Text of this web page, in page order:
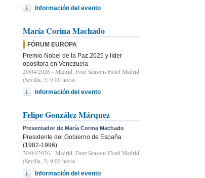
Información del evento
María Corina Machado
FÓRUM EUROPA
Premio Nobel de la Paz 2025 y líder
opositora en Venezuela
20/04/2026 - Madrid, Four Seasons Hotel Madrid
(Sevilla, 3) 9.00 horas
Información del evento
Felipe González Márquez
Presentador de María Corina Machado
Presidente del Gobierno de España
(1982-1996)
20/04/2026 - Madrid, Four Seasons Hotel Madrid
(Sevilla, 3) 9.00 horas
Información del evento